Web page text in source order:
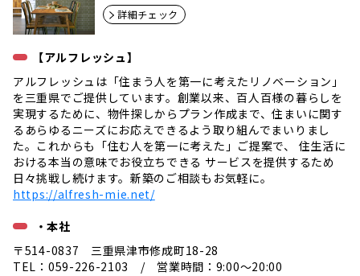
詳細チェック
【アルフレッシュ】
アルフレッシュは「住まう人を第一に考えたリノベーション」
を三重県でご提供しています。創業以来、百人百様の暮らしを
実現するために、物件探しからプラン作成まで、住まいに関す
るあらゆるニーズにお応えできるよう取り組んでまいりまし
た。これからも「住む人を第一に考えた」ご提案で、 住生活に
おける本当の意味でお役立ちできる サービスを提供するため
日々挑戦し続けます。新築のご相談もお気軽に。
https://alfresh-mie.net/
・本社
〒514-0837 三重県津市修成町18-28
TEL：059-226-2103 / 営業時間：9:00〜20:00